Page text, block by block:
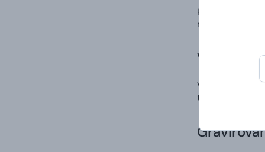
radosť!
Vysoká
Všetky
taktiež